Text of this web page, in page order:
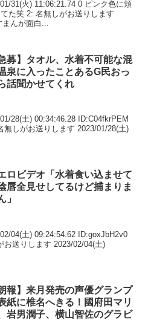
た笑 2: 名無しがお送りします
31(火) 11:09:33.67 0 すまんが面白...
急募】タオル、水着不可能な混
泉に入ったことあるG民おっ
話聞かせてくれ
送りします 2023/01/28(土)
ロビデオ「水着食い込ませて
唇全見せしてるけど捕まりま
」
す 2023/02/04(土)
朗報】来月発売の声優グランプ
紙に椎名へきる！國府田マリ
岩男潤子、横山智佐のグラビ